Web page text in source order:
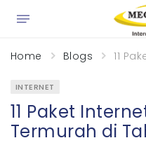
Home Blogs 11
INTERNET
11 Paket
Termurah di